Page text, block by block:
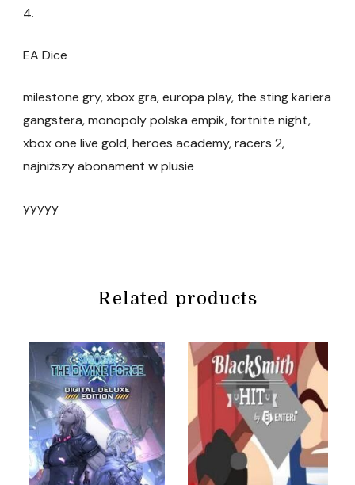
4.
EA Dice
milestone gry, xbox gra, europa play, the sting kariera
gangstera, monopoly polska empik, fortnite night,
xbox one live gold, heroes academy, racers 2,
najniższy abonament w plusie
yyyyy
Related products